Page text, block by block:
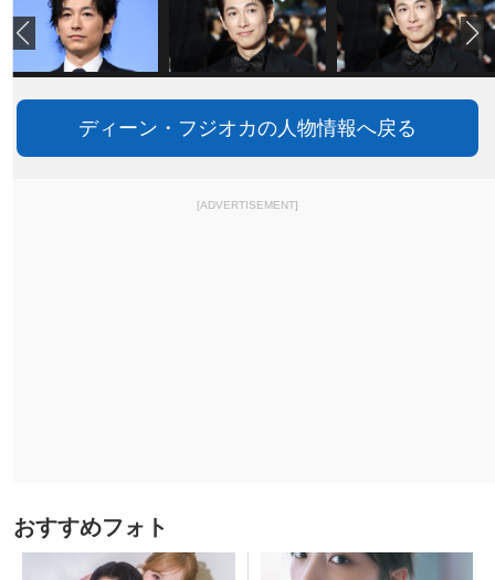
ディーン・フジオカの人物情報へ戻る
[ADVERTISEMENT]
おすすめフォト